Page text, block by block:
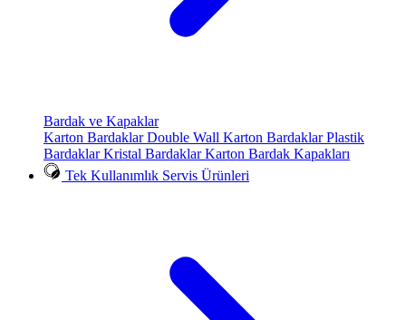
Bardak ve Kapaklar
Karton BardaklarDouble Wall Karton BardaklarPlastik
BardaklarKristal BardaklarKarton Bardak Kapakları
Tek Kullanımlık Servis Ürünleri